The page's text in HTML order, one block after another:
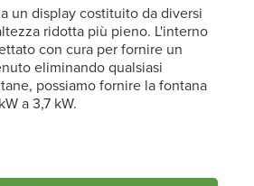
un display costituito da diversi
ridotta più pieno. L'interno
con cura per fornire un
eliminando qualsiasi
possiamo fornire la fontana
a 3,7 kW.